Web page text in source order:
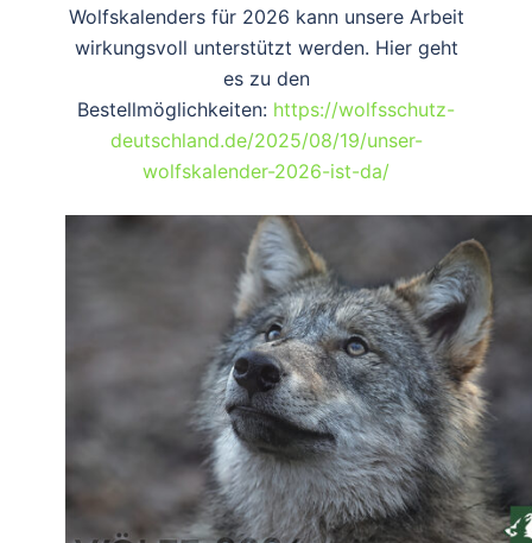
Wolfskalenders für 2026 kann unsere Arbeit
wirkungsvoll unterstützt werden. Hier geht
es zu den
Bestellmöglichkeiten: https://wolfsschutz-
deutschland.de/2025/08/19/unser-
wolfskalender-2026-ist-da/